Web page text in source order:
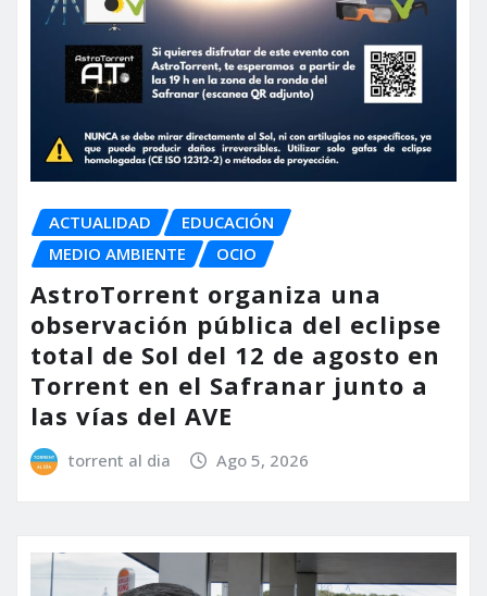
ACTUALIDAD
EDUCACIÓN
MEDIO AMBIENTE
OCIO
AstroTorrent organiza una
observación pública del eclipse
total de Sol del 12 de agosto en
Torrent en el Safranar junto a
las vías del AVE
torrent al dia Ago 5, 2026